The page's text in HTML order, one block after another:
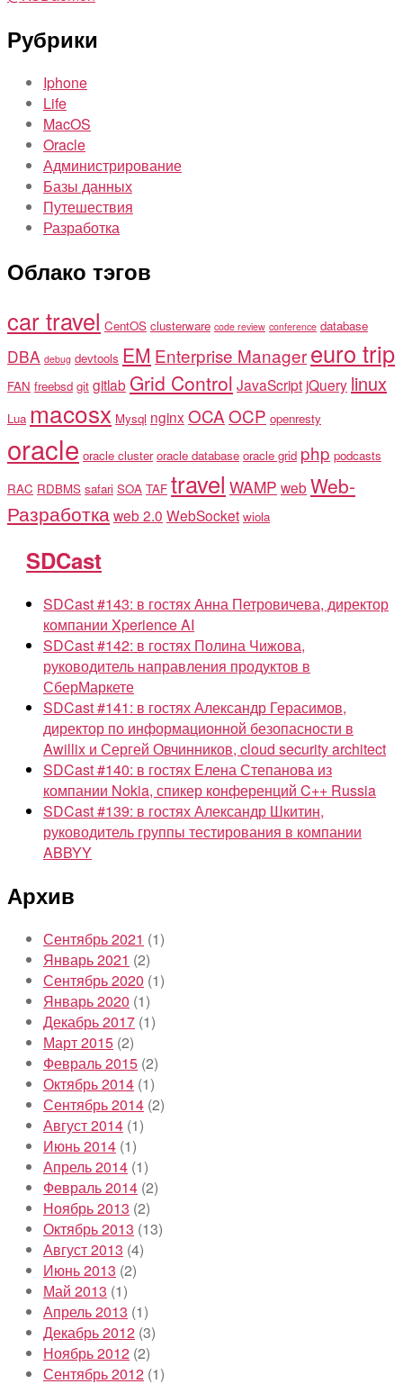
Рубрики
Iphone
Life
MacOS
Oracle
Администрирование
Базы данных
Путешествия
Разработка
Облако тэгов
car travel CentOS clusterware code review conference database
DBA debug devtools EM Enterprise Managereuro trip
FAN freebsd git gitlab Grid Control JavaScript jQuery linux
Lua macosx Mysql nginx OCAOCP openresty
oracle oracle cluster oracle database oracle grid php podcasts
RAC RDBMS safari SOA TAF travel WAMP web Web-
Разработкаweb 2.0 WebSocket wiola
SDCast
SDCast #143: в гостях Анна Петровичева, директор
компании Xperience AI
SDCast #142: в гостях Полина Чижова,
руководитель направления продуктов в
СберМаркете
SDCast #141: в гостях Александр Герасимов,
директор по информационной безопасности в
Awillix и Сергей Овчинников, cloud security architect
SDCast #140: в гостях Елена Степанова из
компании Nokia, спикер конференций C++ Russia
SDCast #139: в гостях Александр Шкитин,
руководитель группы тестирования в компании
ABBYY
Архив
Сентябрь 2021 (1)
Январь 2021 (2)
Сентябрь 2020 (1)
Январь 2020 (1)
Декабрь 2017 (1)
Март 2015 (2)
Февраль 2015 (2)
Октябрь 2014 (1)
Сентябрь 2014 (2)
Август 2014 (1)
Июнь 2014 (1)
Апрель 2014 (1)
Февраль 2014 (2)
Ноябрь 2013 (2)
Октябрь 2013 (13)
Август 2013 (4)
Июнь 2013 (2)
Май 2013 (1)
Апрель 2013 (1)
Декабрь 2012 (3)
Ноябрь 2012 (2)
Сентябрь 2012 (1)